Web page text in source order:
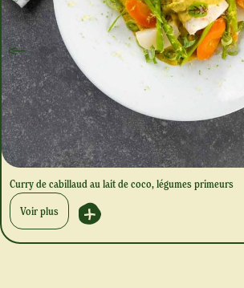
Curry de cabillaud au lait de coco, légumes primeurs
Voir plus